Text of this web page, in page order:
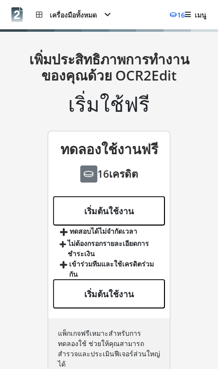
เครื่องมือทั้งหมด 16 เมนู
เพิ่มประสิทธิภาพการทำงาน
ของคุณด้วย OCR2Edit
เริ่มใช้ฟรี
ทดลองใช้งานฟรี
16เครดิต
เริ่มต้นใช้งาน
ทดสอบได้ไม่จำกัดเวลา
ไม่ต้องกรอกรายละเอียดการ
ชำระเงิน
เข้าร่วมทีมและใช้เครดิตร่วม
กัน
เริ่มต้นใช้งาน
แพ็กเกจฟรีเหมาะสำหรับการ
ทดลองใช้ ช่วยให้คุณสามารถ
สำรวจและประเมินฟีเจอร์ส่วนใหญ่
ได้